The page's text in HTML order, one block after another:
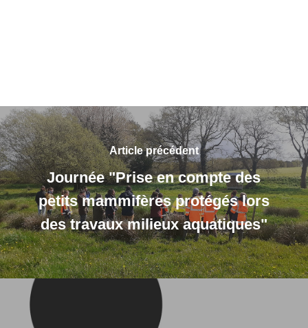
Article précédent
Journée "Prise en compte des
petits mammifères protégés lors
des travaux milieux aquatiques"